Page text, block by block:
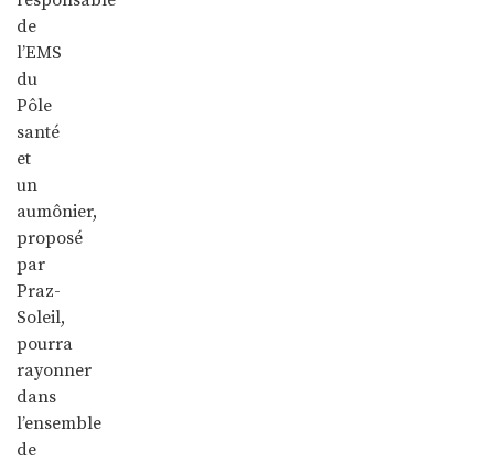
de
l’EMS
du
Pôle
santé
et
un
aumônier,
proposé
par
Praz-
Soleil,
pourra
rayonner
dans
l’ensemble
de